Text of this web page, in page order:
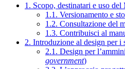
1. Scopo, destinatari e uso
1.1. Versionamento e
1.2. Consultazione del
1.3. Contribuisci al
2. Introduzione al design per
2.1. Design per
government)